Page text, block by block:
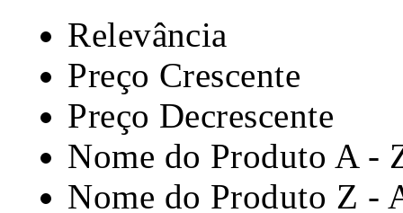
Relevância
Preço Crescente
Preço Decrescente
Nome do Produto A -
Nome do Produto Z -